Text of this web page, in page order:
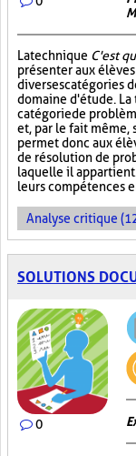
La technique C'est
présenter aux
diverses catégories
domaine d'étude.
catégorie de
et, par le fait même,
permet donc aux
de résolution de
laquelle il
leurs compétences
Analyse critique
SOLUTIONS
0